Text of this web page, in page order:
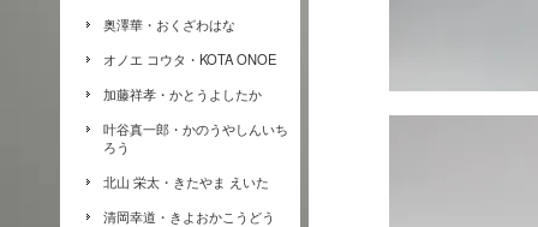
奥澤華・おくざわはな
オノエ コウタ・KOTA ONOE
加藤祥孝・かとうよしたか
叶谷真一郎・かのうやしんいち
ろう
北山 栄太・きたやま えいた
清岡幸道・きよおかこうどう